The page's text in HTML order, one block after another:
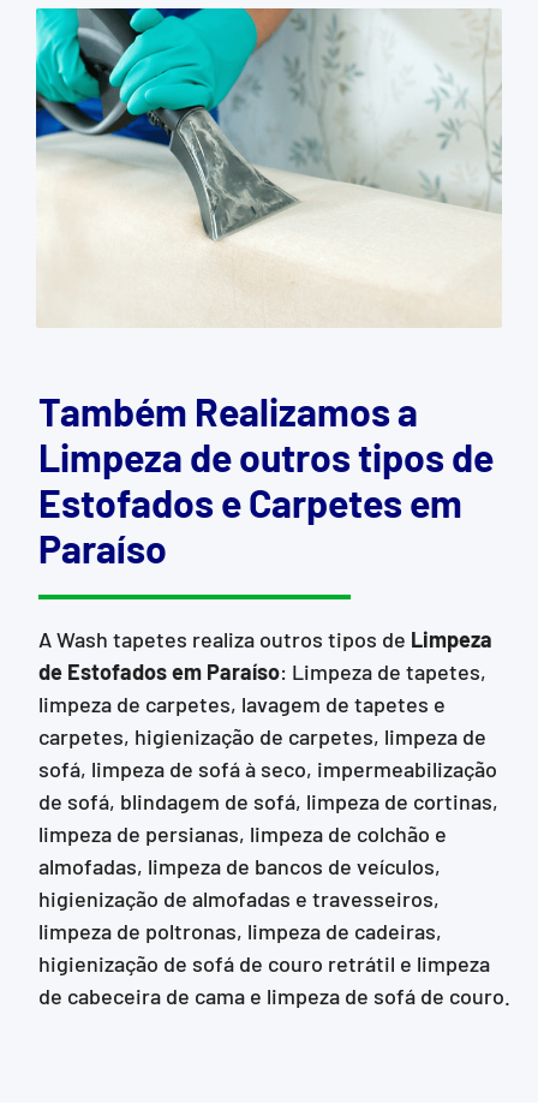
Também Realizamos a
Limpeza de outros tipos de
Estofados e Carpetes em
Paraíso
A Wash tapetes realiza outros tipos de Limpeza
de Estofadosem Paraíso: Limpeza de tapetes,
limpeza de carpetes, lavagem de tapetes e
carpetes, higienização de carpetes, limpeza de
sofá, limpeza de sofá à seco, impermeabilização
de sofá, blindagem de sofá, limpeza de cortinas,
limpeza de persianas, limpeza de colchão e
almofadas, limpeza de bancos de veículos,
higienização de almofadas e travesseiros,
limpeza de poltronas, limpeza de cadeiras,
higienização de sofá de couro retrátil e limpeza
de cabeceira de cama e limpeza de sofá de couro.